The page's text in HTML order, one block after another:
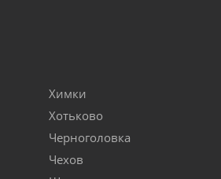
Химки
Хотьково
Черноголовка
Чехов